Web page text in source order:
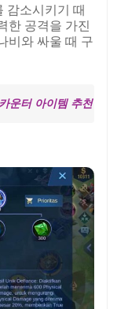
감소시키기 때
한 공격을 가진
비와 싸울 때 구
운터 아이템 추천